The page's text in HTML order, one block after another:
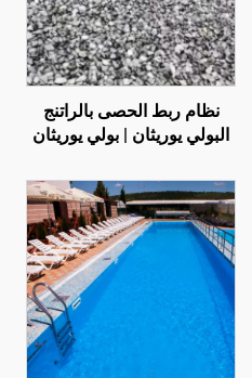
نظام ربط الحصى بالراتنج
البولي يوريثان | بولي يوريثان
والديكور